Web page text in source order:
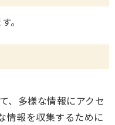
。
、多様な情報にアクセ
情報を収集するために